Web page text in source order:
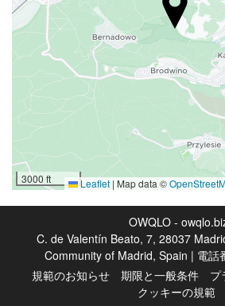
駐車場
無料駐車場
専用駐車場
障害者用駐車場
インターネット
ワイファイ
無料Wi-Fi
アクティビティー
ビーチへの好アクセス
3000 ft Leaflet | Map data ©
OWQLO -
C. de Valentín Beato, 7, 28037
Community of Madrid, Spain | 電話
規範のお知らせ 期限と一般条件
プ
クッキーの規範